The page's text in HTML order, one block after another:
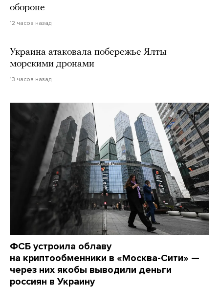
обороне
12 часов назад
Украина атаковала побережье Ялты
морскими дронами
13 часов назад
ФСБ устроила облаву
на криптообменники в «Москва-Сити» —
через них якобы выводили деньги
россиян в Украину